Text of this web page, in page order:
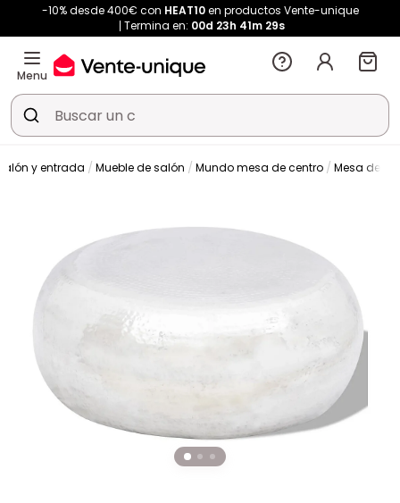
-10% desde 400€ con HEAT10en productos Vente-unique
Termina en: 00d 23h 41m 29s
Menu
y entrada Mueble de salón Mundo mesa de centro Mesa de